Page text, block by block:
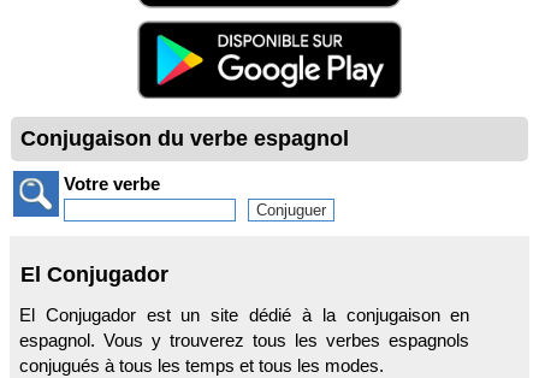
Conjugaison du verbe espagnol
Votre verbe
El Conjugador
El Conjugador est un site dédié à la conjugaison en
espagnol. Vous y trouverez tous les verbes espagnols
conjugués à tous les temps et tous les modes.